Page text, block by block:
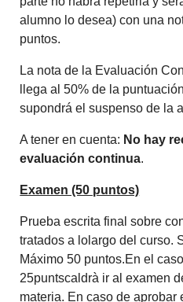
alumno lo desea) con una
puntos.
La nota de la Evaluación
llega al 50% de la
supondrá el suspenso de la
A tener en cuenta: No hay
evaluación continua.
Examen (50 puntos)
Prueba escrita final sobre
tratados a lolargo del curso.
Máximo 50 puntos.En el
25puntscaldrà ir al examen
materia. En caso de aprobar